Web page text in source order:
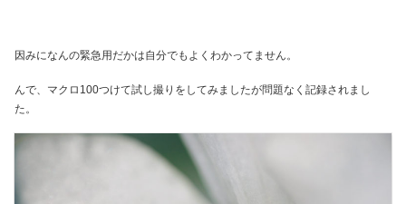
因みになんの緊急用だかは自分でもよくわかってません。
んで、マクロ100つけて試し撮りをしてみましたが問題なく記録されまし
た。